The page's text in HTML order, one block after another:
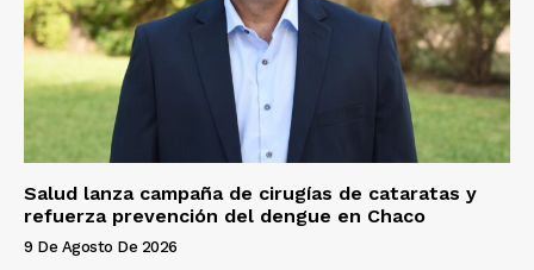
Salud lanza campaña de cirugías de cataratas y
refuerza prevención del dengue en Chaco
9 De Agosto De 2026